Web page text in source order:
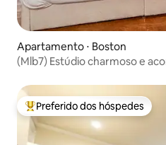
Apartamento ⋅ Boston
(Mlb7) Estúdio charmoso e
Entre os melhores preferidos
Preferido dos hóspedes